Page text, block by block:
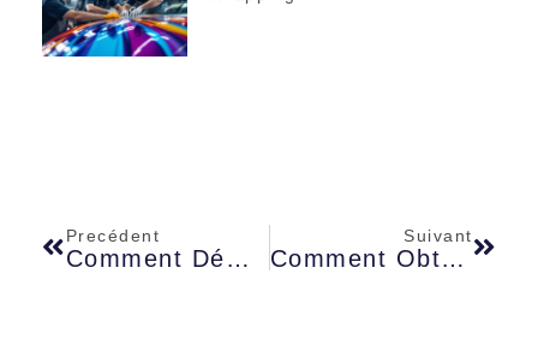
Precédent
Comment Démarrer La Promotion Immobilière
Suivant
Comment Obtenir Des Aides Financières Pour Votre Logement